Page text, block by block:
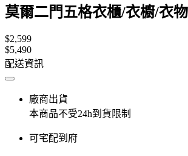
莫爾二門五格衣櫃/衣櫥/衣
$2,599
$5,490
配送資訊
廠商出貨
本商品不受24h到貨限制
可宅配到府